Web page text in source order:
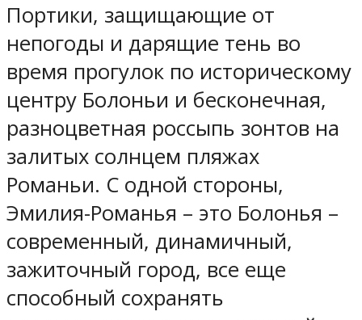
Портики, защищающие от
непогоды и дарящие тень во
время прогулок по историческому
центру Болоньи и бесконечная,
разноцветная россыпь зонтов на
залитых солнцем пляжах
Романьи. С одной стороны,
Эмилия-Романья – это Болонья –
современный, динамичный,
зажиточный город, все еще
способный сохранять